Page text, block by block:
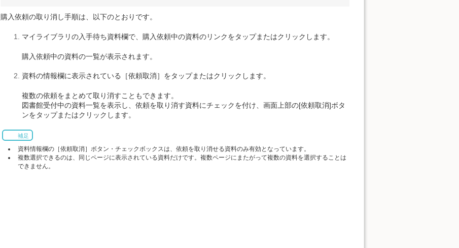
購入依頼の取り消し手順は、以下のとおりです。
マイライブラリの入手待ち資料欄で、購入依頼中の資料のリンクをタップまたはクリックします。
購入依頼中の資料の一覧が表示されます。
資料の情報欄に表示されている［依頼取消］をタップまたはクリックします。
複数の依頼をまとめて取り消すこともできます。
図書館受付中の資料一覧を表示し、依頼を取り消す資料にチェックを付け、画面上部の[依頼取消]ボタ
ンをタップまたはクリックします。
補足
資料情報欄の［依頼取消］ボタン・チェックボックスは、依頼を取り消せる資料のみ有効となっています。
複数選択できるのは、同じページに表示されている資料だけです。複数ページにまたがって複数の資料を選択することは
できません。